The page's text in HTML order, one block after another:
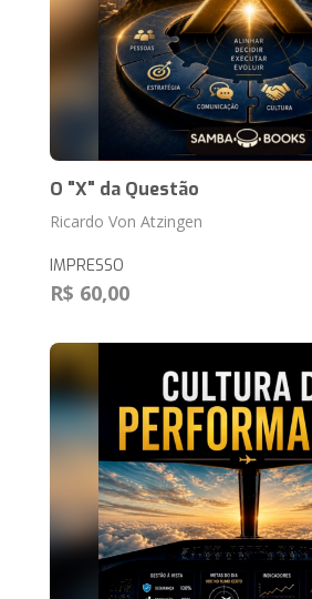
O "X" da Questão
Ricardo Von Atzingen
IMPRESSO
R$ 60,00